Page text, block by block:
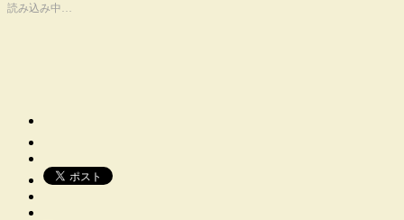
読み込み中…